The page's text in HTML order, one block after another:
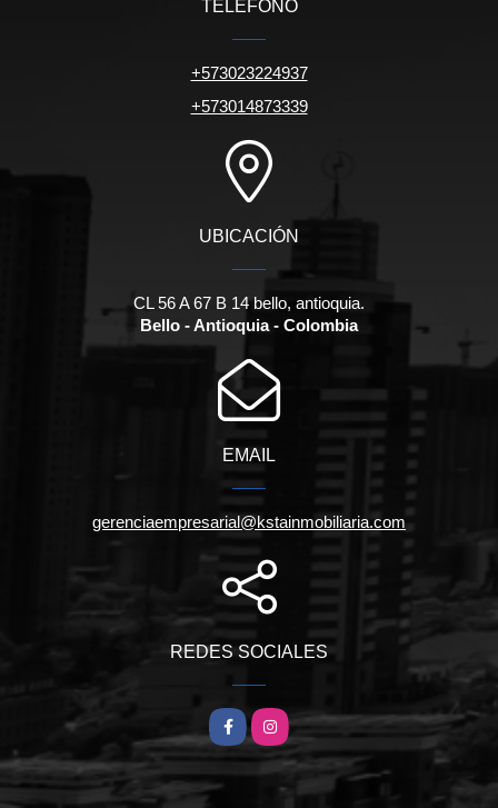
TELÉFONO
+573023224937
+573014873339
UBICACIÓN
CL 56 A 67 B 14 bello, antioquia.
Bello - Antioquia - Colombia
EMAIL
gerenciaempresarial@kstainmobiliaria.com
REDES SOCIALES
FacebookInstagram